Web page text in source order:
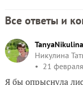
Все ответы и
Никулина
21
Я бы опрыснула